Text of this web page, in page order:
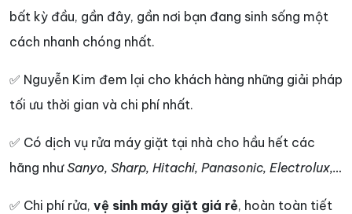
bất kỳ đầu, gần đây, gần nơi bạn đang sinh sống một
cách nhanh chóng nhất.
✅ Nguyễn Kim đem lại cho khách hàng những giải pháp
tối ưu thời gian và chi phí nhất.
✅ Có dịch vụ rửa máy giặt tại nhà cho hầu hết các
hãng nhưSanyo, Sharp, Hitachi, Panasonic, Electrolux,…
✅ Chi phí rửa, vệ sinh máy giặt giá rẻ, hoàn toàn tiết